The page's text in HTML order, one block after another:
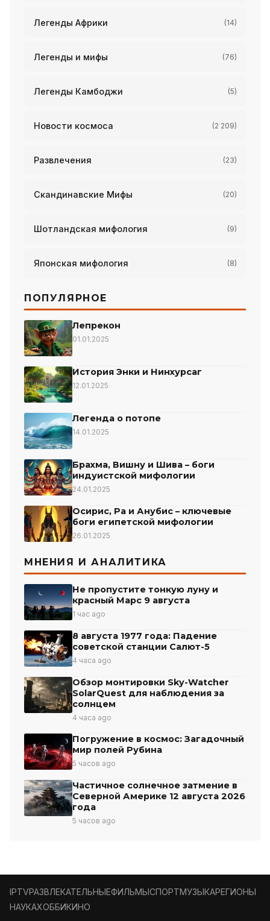
Легенды Африки (14)
Легенды и мифы (76)
Легенды Камбоджи (5)
Новости космоса (2 209)
Развлечения (23)
Скандинавские Мифы (20)
Шотландская мифология (9)
Японская мифология (8)
ПОПУЛЯРНОЕ
Лепрекон
01.01.2025
История Энки и Нинхурсаг
12.01.2025
Легенда о потопе
14.01.2025
Брахма, Вишну и Шива – боги
индуистской мифологии
24.01.2025
Осирис, Ра и Анубис – ключевые
боги египетской мифологии
26.01.2025
МНЕНИЯ И АНАЛИТИКА
Не пропустите тонкую луну и
красный Марс 9 августа
1 час ago
8 августа 1977 года: Падение
советской станции Салют-5
4 часа ago
Обзор монтировки Sky-Watcher
SolarQuest для наблюдения за
солнцем
4 часа ago
Погружение в космос: Загадочный
мир полей Рубина
5 часов ago
Частичное солнечное затмение в
Северной Америке 12 августа 2026
года
5 часов ago
IPTVРАЗВЛЕКАТЕЛЬНЫЕФИЛЬМЫСПОРТМУЗЫКАРЕГИОНЫ
НАУКАХОББИКИНО